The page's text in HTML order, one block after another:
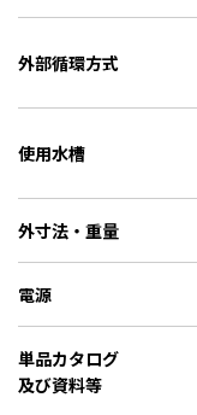
外部循環方式
使用水槽
外寸法・重量
電源
単品カタログ
及び資料等